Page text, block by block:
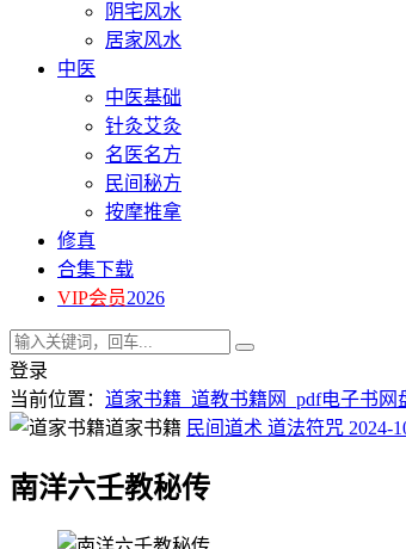
阴宅风水
居家风水
中医
中医基础
针灸艾灸
名医名方
民间秘方
按摩推拿
修真
合集下载
VIP会员2026
登录
当前位置： 道家书籍_道教书籍网_pdf电子书网
道家书籍 民间道术 道法符咒 2024-
南洋六壬教秘传